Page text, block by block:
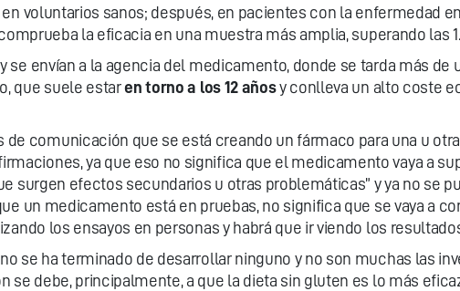
voluntarios sanos; después, en pacientes con la enfermedad
la eficacia en una muestra más amplia, superando las
envían a la agencia del medicamento, donde se tarda más de
que suele estaren torno a los 12 añosy conlleva un alto coste
comunicación que se está creando un fármaco para una u
ya que eso no significa que el medicamento vaya a
surgen efectos secundarios u otras problemáticas” y ya no se
un medicamento está en pruebas, no significa que se vaya a
los ensayos en personas y habrá que ir viendo los
se ha terminado de desarrollar ninguno y no son muchas las
debe, principalmente, a que la dieta sin gluten es lo más